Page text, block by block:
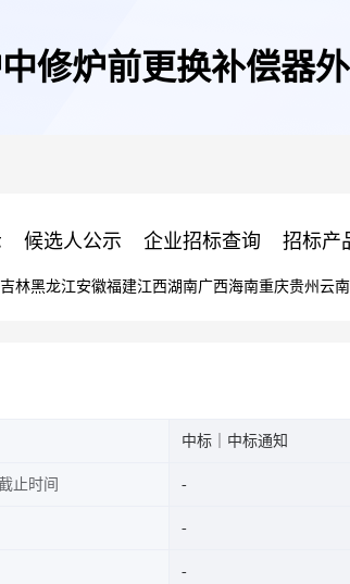
修炉前更换补偿器
候选人公示 企业招标查询 招标产
吉林黑龙江安徽福建江西湖南广西海南重庆贵州 云南
中标｜中标通知
止时间